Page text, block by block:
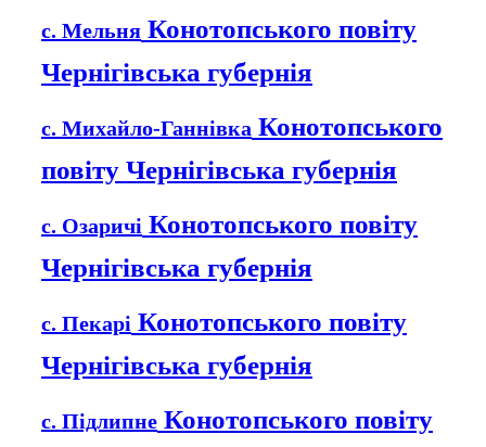
с. Мельня Конотопського повіту
Чернігівська губернія
с. Михайло-Ганнівка Конотопського
повіту Чернігівська губернія
с. Озаричі Конотопського повіту
Чернігівська губернія
с. Пекарі Конотопського повіту
Чернігівська губернія
с. Підлипне Конотопського повіту